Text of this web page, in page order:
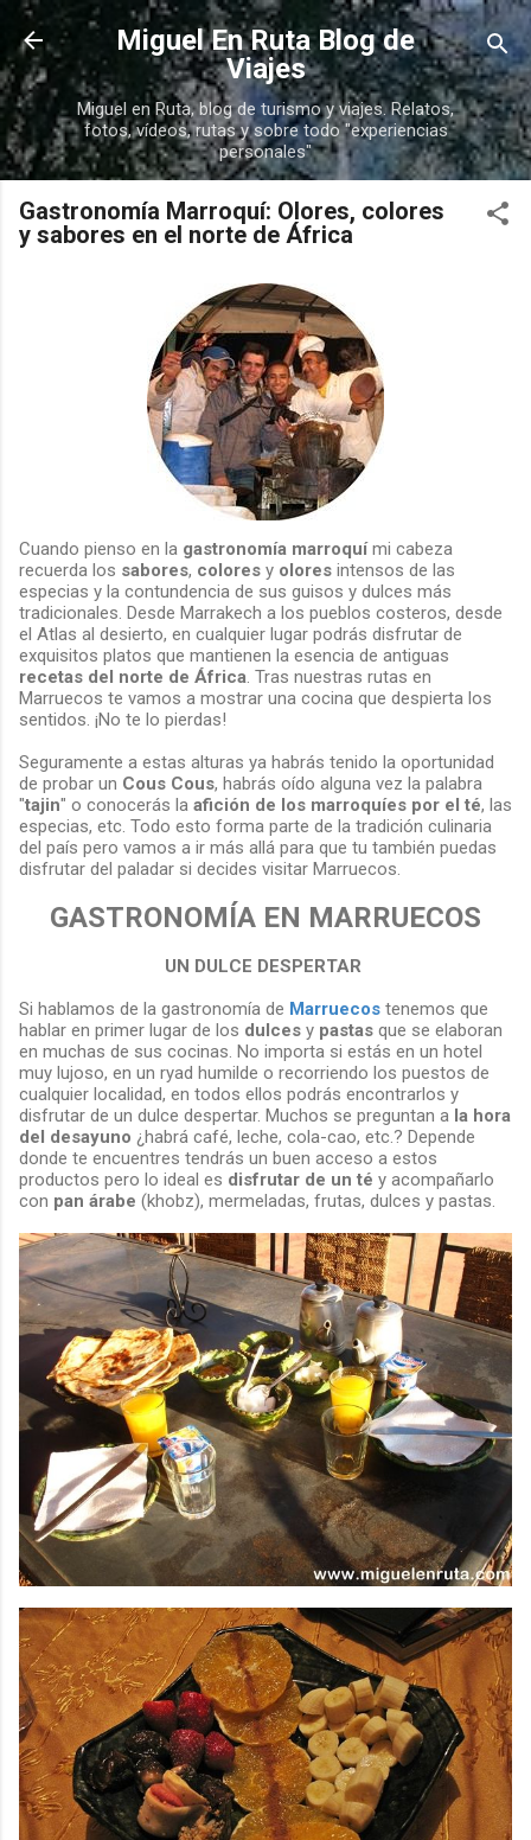
Ir al contenido principal
Miguel En Ruta Blog de
Viajes
Miguel en Ruta, blog de turismo y viajes. Relatos,
fotos, vídeos, rutas y sobre todo "experiencias
personales"
Gastronomía Marroquí: Olores, colores
y sabores en el norte de África
Cuando pienso en la gastronomía marroquími cabeza
recuerda los sabores, colores y olores intensos de las
especias y la contundencia de sus guisos y dulces más
tradicionales. Desde Marrakech a los pueblos costeros, desde
el Atlas al desierto, en cualquier lugar podrás disfrutar de
exquisitos platos que mantienen la esencia de antiguas
recetas del norte de África . Tras nuestras rutas en
Marruecos te vamos a mostrar una cocina que despierta los
sentidos. ¡No te lo pierdas!
Seguramente a estas alturas ya habrás tenido la oportunidad
de probar un Cous Cous, habrás oído alguna vez la palabra
"tajin" o conocerás la afición de los marroquíes por el té, las
especias, etc. Todo esto forma parte de la tradición culinaria
del país pero vamos a ir más allá para que tu también puedas
disfrutar del paladar si decides visitar Marruecos.
GASTRONOMÍA EN MARRUECOS
UN DULCE DESPERTAR
Si hablamos de la gastronomía de Marruecos tenemos que
hablar en primer lugar de los dulces y pastas que se elaboran
en muchas de sus cocinas. No importa si estás en un hotel
muy lujoso, en un ryad humilde o recorriendo los puestos de
cualquier localidad, en todos ellos podrás encontrarlos y
disfrutar de un dulce despertar. Muchos se preguntan a la hora
del desayuno ¿habrá café, leche, cola-cao, etc.? Depende
donde te encuentres tendrás un buen acceso a estos
productos pero lo ideal es disfrutar de un té y acompañarlo
con pan árabe (khobz), mermeladas, frutas, dulces y pastas.